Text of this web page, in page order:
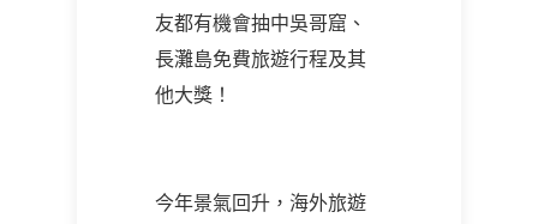
友都有機會抽中吳哥窟、
長灘島免費旅遊行程及其
他大獎！
今年景氣回升，海外旅遊